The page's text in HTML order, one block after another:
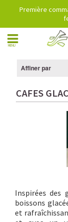
Première
MENU
Affiner par
CAFES
Inspirées des
boissons
et